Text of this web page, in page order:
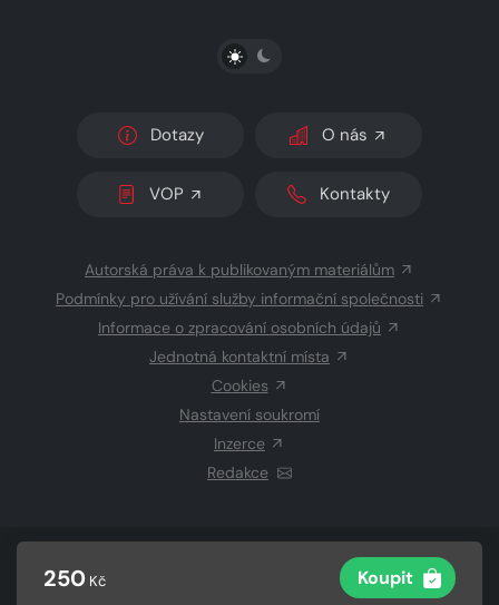
250 Kč Koupit
PŘEPNOUT SVĚTLÝ/TMAVÝ REŽIM
Dotazy O nás
VOP Kontakty
Autorská práva k publikovaným materiálům
Podmínky pro užívání služby informační společnosti
Informace o zpracování osobních údajů
Jednotná kontaktní místa
Cookies
Nastavení soukromí
Inzerce
Redakce
CZECH NEWS CENTER a.s.a dodavatelé